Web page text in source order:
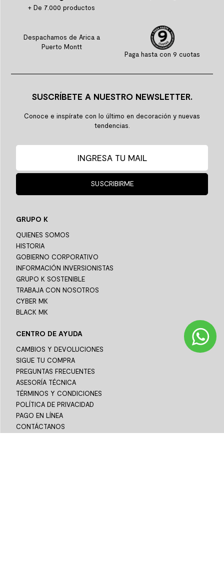
+ De 7.000 productos
Despachamos de Arica a
Puerto Montt
Paga hasta con 9 cuotas
SUSCRÍBETE A NUESTRO NEWSLETTER.
Conoce e inspírate con lo último en decoración y nuevas
tendencias.
SUSCRIBIRME
GRUPO K
QUIENES SOMOS
HISTORIA
GOBIERNO CORPORATIVO
INFORMACIÓN INVERSIONISTAS
GRUPO K SOSTENIBLE
TRABAJA CON NOSOTROS
CYBER MK
BLACK MK
CENTRO DE AYUDA
CAMBIOS Y DEVOLUCIONES
SIGUE TU COMPRA
PREGUNTAS FRECUENTES
ASESORÍA TÉCNICA
TÉRMINOS Y CONDICIONES
POLÍTICA DE PRIVACIDAD
PAGO EN LÍNEA
CONTÁCTANOS